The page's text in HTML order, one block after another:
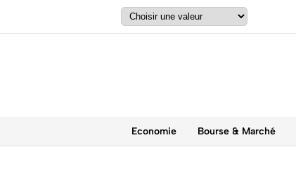
Economie Bourse & Marché